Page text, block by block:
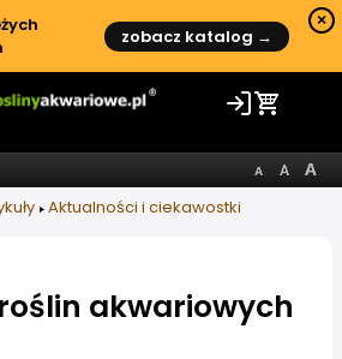
zobacz katalog →
×
Aktualności i ciekawostki
akwariowych